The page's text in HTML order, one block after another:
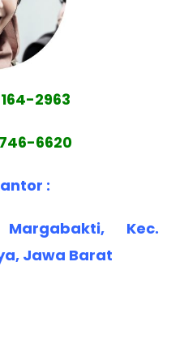
2963
6620
:
Kec.
Jawa Barat